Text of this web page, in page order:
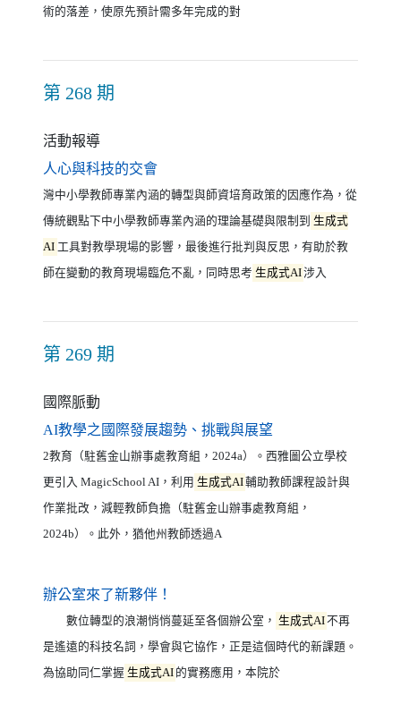
術的落差，使原先預計需多年完成的對
第 268 期
活動報導
人心與科技的交會（另開新視窗）
灣中小學教師專業內涵的轉型與師資培育政策的因應作為，從
傳統觀點下中小學教師專業內涵的理論基礎與限制到 生成式
AI 工具對教學現場的影響，最後進行批判與反思，有助於教
師在變動的教育現場臨危不亂，同時思考 生成式AI涉入
第 269 期
國際脈動
AI教學之國際發展趨勢、挑戰與展望（另開新視窗）
2教育（駐舊金山辦事處教育組，2024a）。西雅圖公立學校
更引入 MagicSchool AI，利用 生成式AI輔助教師課程設計與
作業批改，減輕教師負擔（駐舊金山辦事處教育組，
2024b）。此外，猶他州教師透過A
辦公室來了新夥伴！
數位轉型的浪潮悄悄蔓延至各個辦公室， 生成式AI不再
是遙遠的科技名詞，學會與它協作，正是這個時代的新課題。
為協助同仁掌握 生成式AI 的實務應用，本院於